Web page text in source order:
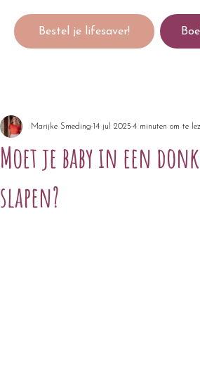
Bestel je lifesaver!
Moet je baby in een
slapen?
Marijke Smeding 14 jul 2025 4 minuten om te